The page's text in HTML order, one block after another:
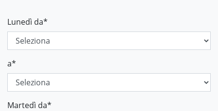
Lunedì da*
a*
Martedì da*